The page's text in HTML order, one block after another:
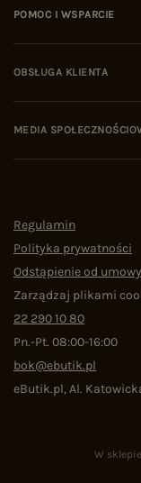
POMOC I WSPARCIE
OBSŁUGA KLIENTA
MEDIA
Regulamin
Polityka prywatności
Odstąpienie od umowy
Zarządzaj plikami
22 290 10 80
Pn.-Pt. 08:00-16:00
bok@ebutik.pl
eButik.pl,Al.
W